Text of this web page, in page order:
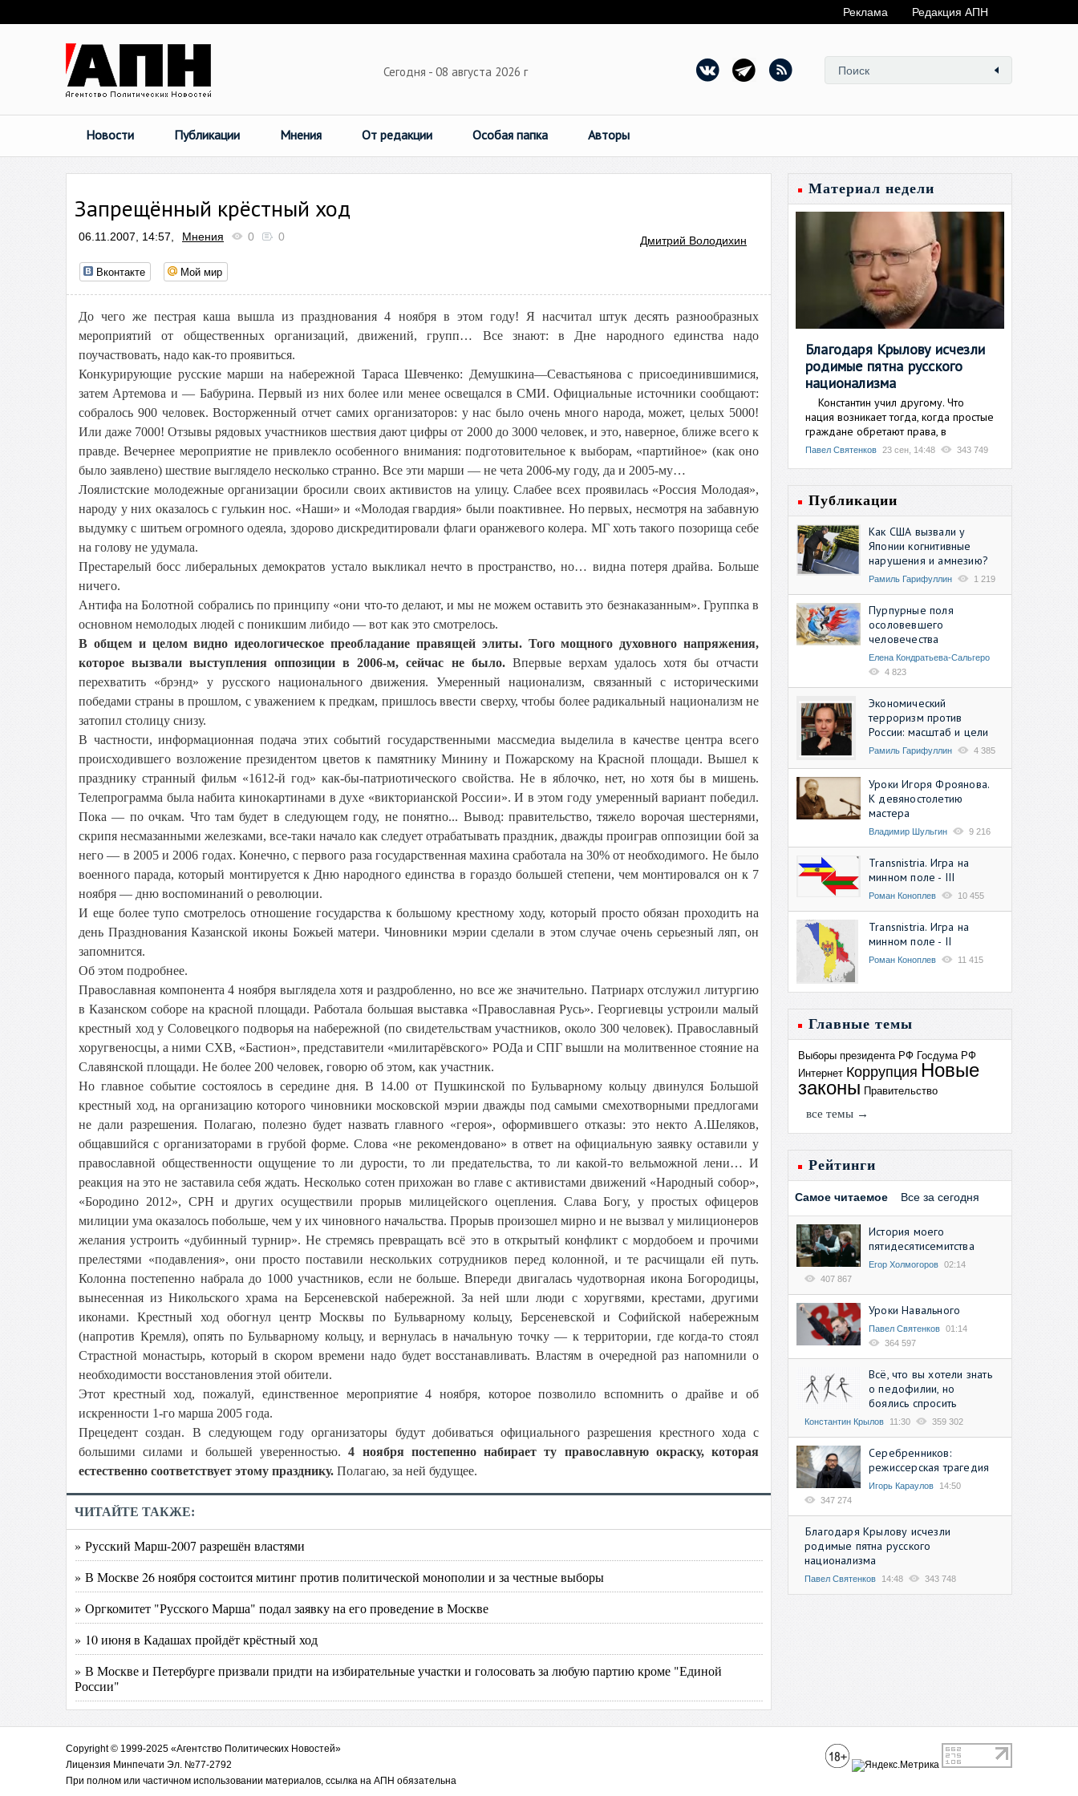
Реклама Редакция АПН
Сегодня - 08 августа 2026 г
Новости Публикации Мнения От редакции Особая папка Авторы
Запрещённый крёстный ход
06.11.2007, 14:57, Мнения 0 0 Дмитрий Володихин
Вконтакте Мой мир
До чего же пестрая каша вышла из празднования 4 ноября в этом году! Я насчитал штук десять разнообразных
мероприятий от общественных организаций, движений, групп… Все знают: в Дне народного единства надо
поучаствовать, надо как-то проявиться.
Конкурирующие русские марши на набережной Тараса Шевченко: Демушкина—Севастьянова с присоединившимися,
затем Артемова и — Бабурина. Первый из них более или менее освещался в СМИ. Официальные источники сообщают:
собралось 900 человек. Восторженный отчет самих организаторов: у нас было очень много народа, может, целых 5000!
Или даже 7000! Отзывы рядовых участников шествия дают цифры от 2000 до 3000 человек, и это, наверное, ближе всего к
правде. Вечернее мероприятие не привлекло особенного внимания: подготовительное к выборам, «партийное» (как оно
было заявлено) шествие выглядело несколько странно. Все эти марши — не чета 2006-му году, да и 2005-му…
Лоялистские молодежные организации бросили своих активистов на улицу. Слабее всех проявилась «Россия Молодая»,
народу у них оказалось с гулькин нос. «Наши» и «Молодая гвардия» были поактивнее. Но первых, несмотря на забавную
выдумку с шитьем огромного одеяла, здорово дискредитировали флаги оранжевого колера. МГ хоть такого позорища себе
на голову не удумала.
Престарелый босс либеральных демократов устало выкликал нечто в пространство, но… видна потеря драйва. Больше
ничего.
Антифа на Болотной собрались по принципу «они что-то делают, и мы не можем оставить это безнаказанным». Группка в
основном немолодых людей с поникшим либидо — вот как это смотрелось.
В общем и целом видно идеологическое преобладание правящей элиты. Того мощного духовного напряжения,
которое вызвали выступления оппозиции в 2006-м, сейчас не было.Впервые верхам удалось хотя бы отчасти
перехватить «брэнд» у русского национального движения. Умеренный национализм, связанный с историческими
победами страны в прошлом, с уважением к предкам, пришлось ввести сверху, чтобы более радикальный национализм не
затопил столицу снизу.
В частности, информационная подача этих событий государственными массмедиа выделила в качестве центра всего
происходившего возложение президентом цветов к памятнику Минину и Пожарскому на Красной площади. Вышел к
празднику странный фильм «1612-й год» как-бы-патриотического свойства. Не в яблочко, нет, но хотя бы в мишень.
Телепрограмма была набита кинокартинами в духе «викторианской России». И в этом году умеренный вариант победил.
Пока — по очкам. Что там будет в следующем году, не понятно... Вывод: правительство, тяжело ворочая шестернями,
скрипя несмазанными железками, все-таки начало как следует отрабатывать праздник, дважды проиграв оппозиции бой за
него — в 2005 и 2006 годах. Конечно, с первого раза государственная махина сработала на 30% от необходимого. Не было
военного парада, который монтируется к Дню народного единства в гораздо большей степени, чем монтировался он к 7
ноября — дню воспоминаний о революции.
И еще более тупо смотрелось отношение государства к большому крестному ходу, который просто обязан проходить на
день Празднования Казанской иконы Божьей матери. Чиновники мэрии сделали в этом случае очень серьезный ляп, он
запомнится.
Об этом подробнее.
Православная компонента 4 ноября выглядела хотя и раздробленно, но все же значительно. Патриарх отслужил литургию
в Казанском соборе на красной площади. Работала большая выставка «Православная Русь». Георгиевцы устроили малый
крестный ход у Соловецкого подворья на набережной (по свидетельствам участников, около 300 человек). Православный
хоругвеносцы, а ними СХВ, «Бастион», представители «милитарёвского» РОДа и СПГ вышли на молитвенное стояние на
Славянской площади. Не более 200 человек, говорю об этом, как участник.
Но главное событие состоялось в середине дня. В 14.00 от Пушкинской по Бульварному кольцу двинулся Большой
крестный ход, на организацию которого чиновники московской мэрии дважды под самыми смехотворными предлогами
не дали разрешения. Полагаю, полезно будет назвать главного «героя», оформившего отказы: это некто А.Шеляков,
общавшийся с организаторами в грубой форме. Слова «не рекомендовано» в ответ на официальную заявку оставили у
православной общественности ощущение то ли дурости, то ли предательства, то ли какой-то вельможной лени… И
реакция на это не заставила себя ждать. Несколько сотен прихожан во главе с активистами движений «Народный собор»,
«Бородино 2012», СРН и других осуществили прорыв милицейского оцепления. Слава Богу, у простых офицеров
милиции ума оказалось побольше, чем у их чиновного начальства. Прорыв произошел мирно и не вызвал у милиционеров
желания устроить «дубинный турнир». Не стремясь превращать всё это в открытый конфликт с мордобоем и прочими
прелестями «подавления», они просто поставили нескольких сотрудников перед колонной, и те расчищали ей путь.
Колонна постепенно набрала до 1000 участников, если не больше. Впереди двигалась чудотворная икона Богородицы,
вынесенная из Никольского храма на Берсеневской набережной. За ней шли люди с хоругвями, крестами, другими
иконами. Крестный ход обогнул центр Москвы по Бульварному кольцу, Берсеневской и Софийской набережным
(напротив Кремля), опять по Бульварному кольцу, и вернулась в начальную точку — к территории, где когда-то стоял
Страстной монастырь, который в скором времени надо будет восстанавливать. Властям в очередной раз напомнили о
необходимости восстановления этой обители.
Этот крестный ход, пожалуй, единственное мероприятие 4 ноября, которое позволило вспомнить о драйве и об
искренности 1-го марша 2005 года.
Прецедент создан. В следующем году организаторы будут добиваться официального разрешения крестного хода с
большими силами и большей уверенностью.4 ноября постепенно набирает ту православную окраску, которая
естественно соответствует этому празднику. Полагаю, за ней будущее.
ЧИТАЙТЕ ТАКЖЕ:
» Русский Марш-2007 разрешён властями
» В Москве 26 ноября состоится митинг против политической монополии и за честные выборы
» Оргкомитет "Русского Марша" подал заявку на его проведение в Москве
» 10 июня в Кадашах пройдёт крёстный ход
» В Москве и Петербурге призвали придти на избирательные участки и голосовать за любую партию кроме "Единой
России"
Материал недели
Благодаря Крылову исчезли
родимые пятна русского
национализма
Константин учил другому. Что
нация возникает тогда, когда простые
граждане обретают права, в
Павел Святенков 23 сен, 14:48 343 749
Публикации
Как США вызвали у
Японии когнитивные
нарушения и амнезию?
Рамиль Гарифуллин 1 219
Пурпурные поля
осоловевшего
человечества
Елена Кондратьева-Сальгеро
4 823
Экономический
терроризм против
России: масштаб и цели
Рамиль Гарифуллин 4 385
Уроки Игоря Фроянова.
К девяностолетию
мастера
Владимир Шульгин 9 216
Transnistria. Игра на
минном поле - III
Роман Коноплев 10 455
Transnistria. Игра на
минном поле - II
Роман Коноплев 11 415
Главные темы
Выборы президента РФ Госдума РФ
Интернет Коррупция Новые
законы Правительство
все темы →
Рейтинги
Самое читаемое Все за сегодня
История моего
пятидесятисемитства
Егор Холмогоров 02:14
407 867
Уроки Навального
Павел Святенков 01:14
364 597
Всё, что вы хотели знать
о педофилии, но
боялись спросить
Константин Крылов 11:30 359 302
Серебренников:
режиссерская трагедия
Игорь Караулов
14:50
347 274
Благодаря Крылову исчезли
родимые пятна русского
национализма
Павел Святенков 14:48 343 748
Copyright © 1999-2025 «Агентство Политических Новостей»
Лицензия Минпечати Эл. №77-2792
При полном или частичном использовании материалов, ссылка на АПН обязательна